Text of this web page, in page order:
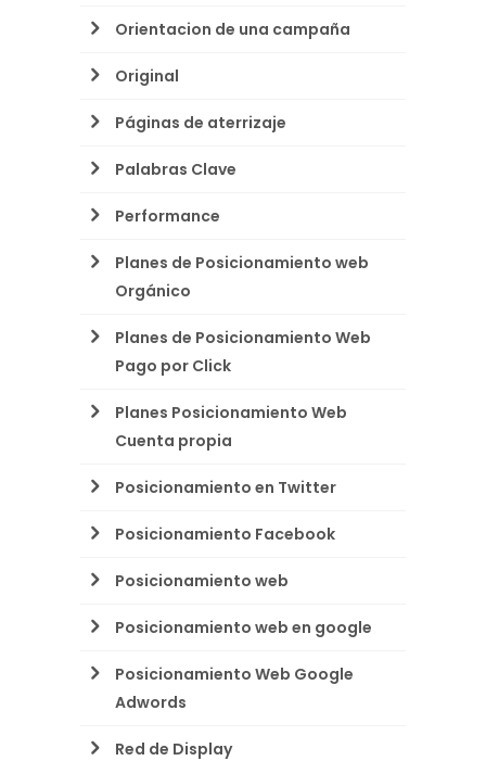
Orientacion de una campaña
Original
Páginas de aterrizaje
Palabras Clave
Performance
Planes de Posicionamiento web
Orgánico
Planes de Posicionamiento Web
Pago por Click
Planes Posicionamiento Web
Cuenta propia
Posicionamiento en Twitter
Posicionamiento Facebook
Posicionamiento web
Posicionamiento web en google
Posicionamiento Web Google
Adwords
Red de Display